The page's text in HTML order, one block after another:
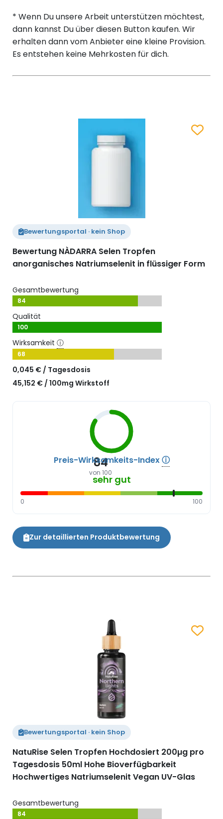
* Wenn Du unsere Arbeit unterstützen möchtest,
dann kannst Du über diesen Button kaufen. Wir
erhalten dann vom Anbieter eine kleine Provision.
Es entstehen keine Mehrkosten für dich.
Bewertungsportal · kein Shop
Bewertung NÀDARRA Selen Tropfen
anorganisches Natriumselenit in flüssiger Form
Gesamtbewertung
84
Qualität
100
Wirksamkeit ⓘ
68
0,045 € / Tagesdosis
45,152 € / 100mg Wirkstoff
84
von 100
Preis-Wirksamkeits-Indexⓘ
sehr gut
0 100
Zur detaillierten Produktbewertung
Bewertungsportal · kein Shop
NatuRise Selen Tropfen Hochdosiert 200µg pro
Tagesdosis 50ml Hohe Bioverfügbarkeit
Hochwertiges Natriumselenit Vegan UV-Glas
Gesamtbewertung
84